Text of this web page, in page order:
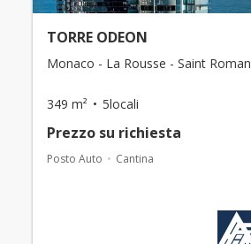
TORRE ODEON
Monaco - La Rousse - Saint Roman
349 m² 5locali
Prezzo su richiesta
Posto Auto Cantina